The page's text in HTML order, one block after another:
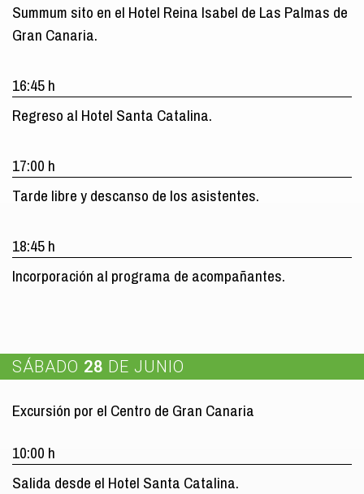
Summum sito en el Hotel Reina Isabel de Las Palmas de
Gran Canaria.
16:45 h
Regreso al Hotel Santa Catalina.
17:00 h
Tarde libre y descanso de los asistentes.
18:45 h
Incorporación al programa de acompañantes.
SÁBADO 28 DE JUNIO
Excursión por el Centro de Gran Canaria
10:00 h
Salida desde el Hotel Santa Catalina.